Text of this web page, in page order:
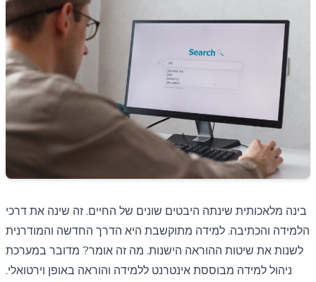
בינה מלאכותית שינתה היבטים שונים של החיים. זה שינה את דרכי
הלמידה והכתיבה. למידה מתוקשבת היא הדרך החדשה והמודרנית
לשנות את שיטות ההוראה הישנות. מה זה אומר? מדובר במערכת
ניהול למידה מבוססת אינטרנט ללמידה והוראה באופן וירטואלי.